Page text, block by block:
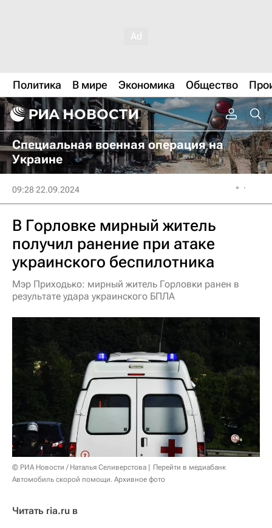
Политика В мире Экономика Общество
Специальная военная операция на
Украине
09:28 22.09.2024
В Горловке мирный житель
получил ранение при атаке
украинского беспилотника
Мэр Приходько: мирный житель Горловки ранен в
результате удара украинского БПЛА
© РИА Новости / Наталья Селиверстова
Перейти в медиабанк
Автомобиль скорой помощи. Архивное фото
Читать ria.ru в